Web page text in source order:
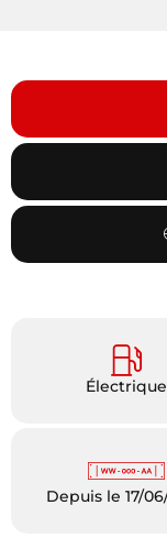
Électrique
Depuis le 17/